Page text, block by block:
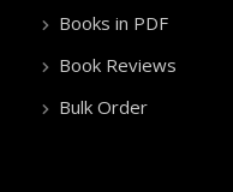
Books in PDF
Book Reviews
Bulk Order